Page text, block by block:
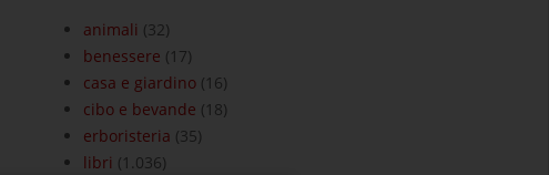
animali (32)
benessere (17)
casa e giardino(16)
cibo e bevande (18)
erboristeria (35)
libri (1.036)